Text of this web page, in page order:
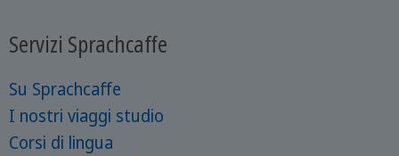
Servizi Sprachcaffe
Su Sprachcaffe
I nostri viaggi studio
Corsi di lingua